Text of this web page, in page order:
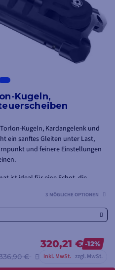
Kugeln,
Kugeln, Kardangelenk und
ein sanftes Gleiten unter Last,
und feinere Einstellungen
ist ideal für eine Schot, die
Regattieren flüssig bleibt.
3 MÖGLICHE OPTIONEN
320,21 € -12%
€
inkl. MwSt. zzgl. MwSt.